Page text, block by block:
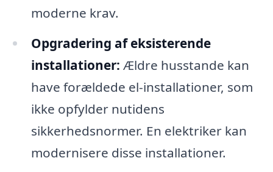
moderne krav.
Opgradering af eksisterende
installationer: Ældre husstande kan
have forældede el-installationer, som
ikke opfylder nutidens
sikkerhedsnormer. En elektriker kan
modernisere disse installationer.